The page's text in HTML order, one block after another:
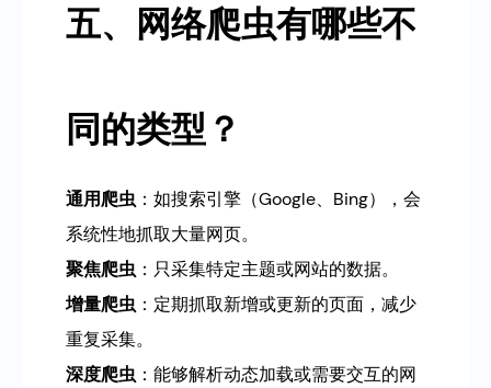
五、网络爬虫有哪些不
同的类型？
通用爬虫 ：如搜索引擎（Google、Bing），会
系统性地抓取大量网页。
聚焦爬虫 ：只采集特定主题或网站的数据。
增量爬虫 ：定期抓取新增或更新的页面，减少
重复采集。
深度爬虫 ：能够解析动态加载或需要交互的网